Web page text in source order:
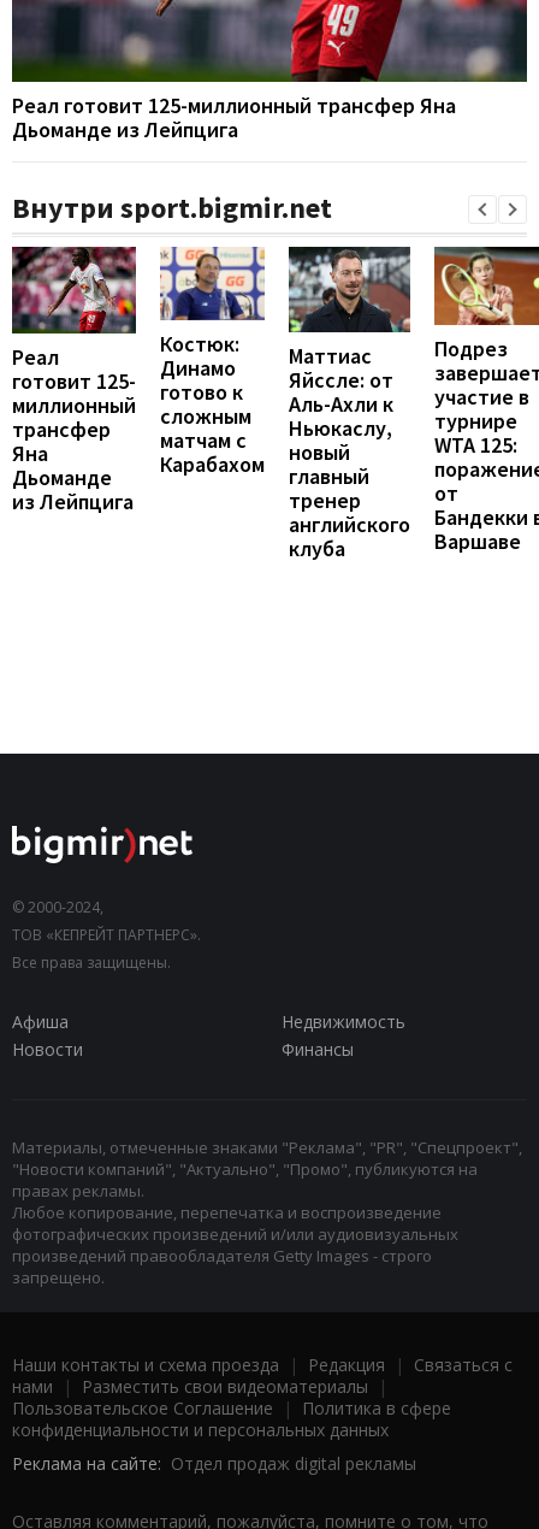
Реал готовит 125-миллионный трансфер Яна
Дьоманде из Лейпцига
Внутри sport.bigmir.net
Реал
готовит 125-
миллионный
трансфер
Яна
Дьоманде
из Лейпцига
Костюк:
Динамо
готово к
сложным
матчам с
Карабахом
Маттиас
Яйссле: от
Аль-Ахли к
Ньюкаслу,
новый
главный
тренер
английского
клуба
Подрез
участие в
турнире
WTA 125:
от
Бандекки
Варшаве
© 2000-2024,
ТОВ «КЕПРЕЙТ ПАРТНЕРС».
Все права защищены.
Афиша
Недвижимость
Новости
Финансы
Материалы, отмеченные знаками "Реклама", "PR", "Спецпроект",
"Новости компаний", "Актуально", "Промо", публикуются на
правах рекламы.
Любое копирование, перепечатка и воспроизведение
фотографических произведений и/или аудиовизуальных
произведений правообладателя Getty Images - строго
запрещено.
Наши контакты и схема проезда | Редакция | Связаться с
нами | Разместить свои видеоматериалы |
Пользовательское Соглашение |
Политика в сфере
конфиденциальности и персональных данных
Реклама на сайте: Отдел продаж digital рекламы
Оставляя комментарий, пожалуйста, помните о том, что